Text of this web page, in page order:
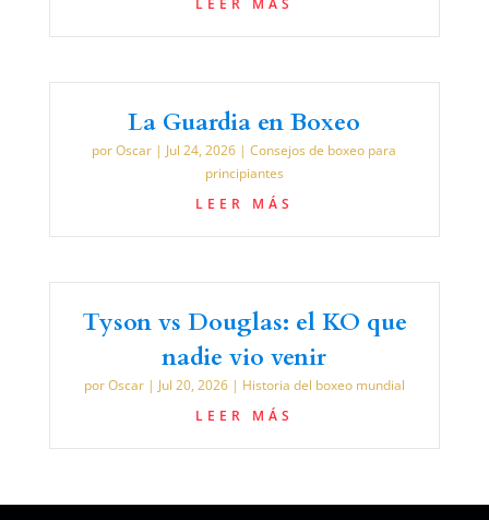
LEER MÁS
La Guardia en Boxeo
porOscar | Jul 24, 2026 |Consejos de boxeo para
principiantes
LEER MÁS
Tyson vs Douglas: el KO que
nadie vio venir
porOscar| Jul 20, 2026| Historia del boxeo mundial
LEER MÁS